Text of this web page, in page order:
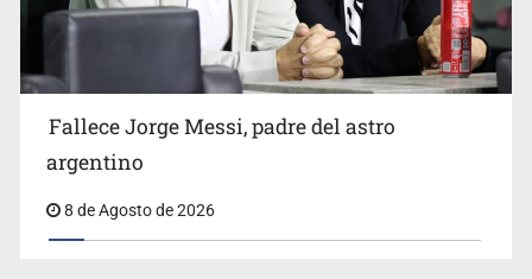
El Senado de EE.UU. confirma a Todd Blanche,
exabogado de Trump, como fiscal general
Fallece Jorge Messi, padre del astro
argentino
8 de Agosto de 2026